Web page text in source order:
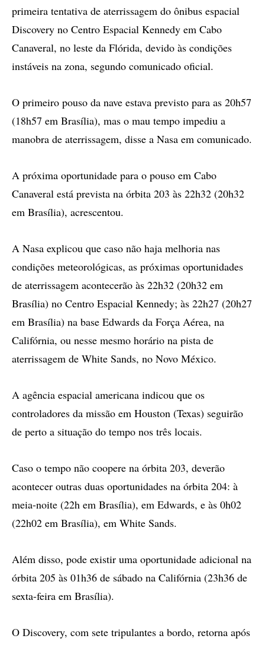
primeira tentativa de aterrissagem do ônibus espacial
Discovery no Centro Espacial Kennedy em Cabo
Canaveral, no leste da Flórida, devido às condições
instáveis na zona, segundo comunicado oficial.
O primeiro pouso da nave estava previsto para as 20h57
(18h57 em Brasília), mas o mau tempo impediu a
manobra de aterrissagem, disse a Nasa em comunicado.
A próxima oportunidade para o pouso em Cabo
Canaveral está prevista na órbita 203 às 22h32 (20h32
em Brasília), acrescentou.
A Nasa explicou que caso não haja melhoria nas
condições meteorológicas, as próximas oportunidades
de aterrissagem acontecerão às 22h32 (20h32 em
Brasília) no Centro Espacial Kennedy; às 22h27 (20h27
em Brasília) na base Edwards da Força Aérea, na
Califórnia, ou nesse mesmo horário na pista de
aterrissagem de White Sands, no Novo México.
A agência espacial americana indicou que os
controladores da missão em Houston (Texas) seguirão
de perto a situação do tempo nos três locais.
Caso o tempo não coopere na órbita 203, deverão
acontecer outras duas oportunidades na órbita 204: à
meia-noite (22h em Brasília), em Edwards, e às 0h02
(22h02 em Brasília), em White Sands.
Além disso, pode existir uma oportunidade adicional na
órbita 205 às 01h36 de sábado na Califórnia (23h36 de
sexta-feira em Brasília).
O Discovery, com sete tripulantes a bordo, retorna após